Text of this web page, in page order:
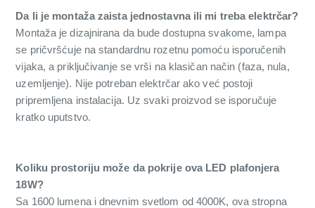
Da li je montaža zaista jednostavna ili mi treba elektrčar?
Montaža je dizajnirana da bude dostupna svakome, lampa
se pričvršćuje na standardnu rozetnu pomoću isporučenih
vijaka, a priključivanje se vrši na klasičan način (faza, nula,
uzemljenje). Nije potreban elektrčar ako već postoji
pripremljena instalacija. Uz svaki proizvod se isporučuje
kratko uputstvo.
Koliku prostoriju može da pokrije ova LED plafonjera
18W?
Sa 1600 lumena i dnevnim svetlom od 4000K, ova stropna